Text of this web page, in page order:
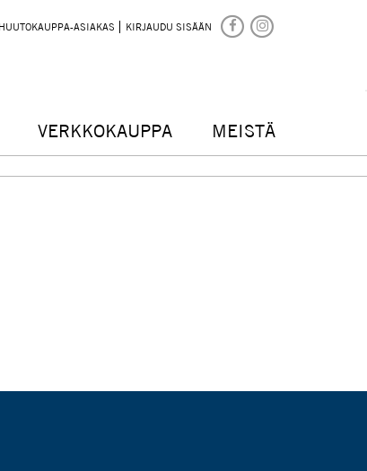
ASIAKAS KIRJAUDU SISÄÄN
VERKKOKAUPPA MEISTÄ